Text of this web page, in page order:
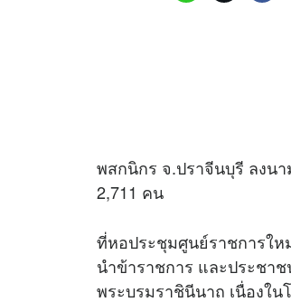
พสกนิกร จ.ปราจีนบุรี ลงน
2,711 คน
ที่หอประชุมศูนย์ราชการใ
นำข้าราชการ และประชา
พระบรมราชินีนาถ เนื่องใ